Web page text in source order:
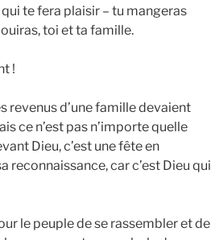
te fera plaisir – tu mangeras
toi et ta famille.
!
revenus d’une famille devaient
ce n’est pas n’importe quelle
Dieu, c’est une fête en
reconnaissance, car c’est Dieu qui
le peuple de se rassembler et de